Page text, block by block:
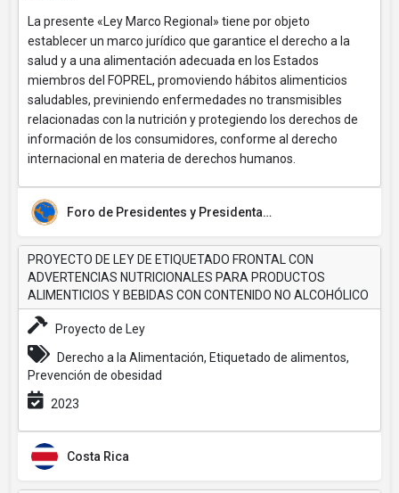
La presente «Ley Marco Regional» tiene por objeto
establecer un marco jurídico que garantice el derecho a la
salud y a una alimentación adecuada en los Estados
miembros del FOPREL, promoviendo hábitos alimenticios
saludables, previniendo enfermedades no transmisibles
relacionadas con la nutrición y protegiendo los derechos de
información de los consumidores, conforme al derecho
internacional en materia de derechos humanos.
Foro de Presidentes y Presidentas de Poderes Legislativos de Centroamérica y la Cuenca del Caribe (FOPREL)
PROYECTO DE LEY DE ETIQUETADO FRONTAL CON
ADVERTENCIAS NUTRICIONALES PARA PRODUCTOS
ALIMENTICIOS Y BEBIDAS CON CONTENIDO NO ALCOHÓLICO
Proyecto de Ley
Derecho a la Alimentación, Etiquetado de alimentos,
Prevención de obesidad
2023
Costa Rica